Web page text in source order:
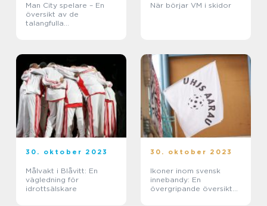
Man City spelare – En
översikt av de
talangfulla
När börjar VM i skidor
30. oktober 2023
Målvakt i Blåvitt: En
vägledning för
idrottsälskare
30. oktober 2023
Ikoner inom svensk
innebandy: En
övergripande översikt